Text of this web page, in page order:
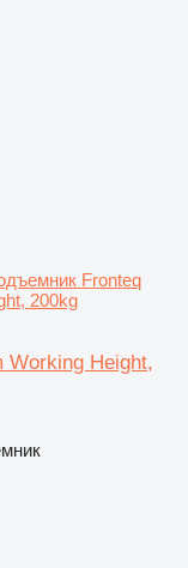
Fronteq
200kg
Working Height,